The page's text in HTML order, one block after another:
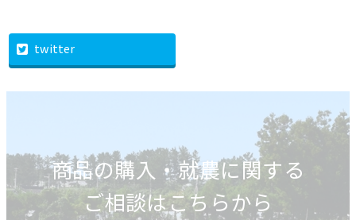
twitter
商品の購入・就農に関する
ご相談はこちらから